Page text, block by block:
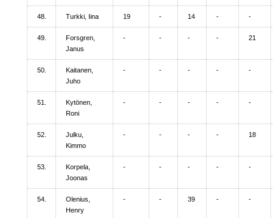
48. Turkki, Iina 19 - 14 - -
49.
Forsgren,
Janus
- - - - 21
50.
Kaitanen,
Juho
- - - - -
51.
Kytönen,
Roni
- - - - -
52.
Julku,
Kimmo
- - - - 18
53.
Korpela,
Joonas
- - - - -
54.
Olenius,
Henry
- - 39 - -